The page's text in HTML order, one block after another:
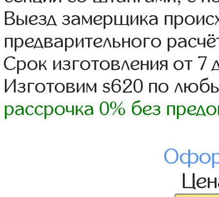
Выезд замерщика
предварительного
Срок изготовления от 7
Изготовим s620 по
рассрочка 0% без